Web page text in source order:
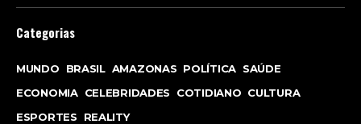
Categorias
MUNDO BRASIL AMAZONAS POLÍTICA SAÚDE
ECONOMIA CELEBRIDADES COTIDIANO CULTURA
ESPORTES
REALITY